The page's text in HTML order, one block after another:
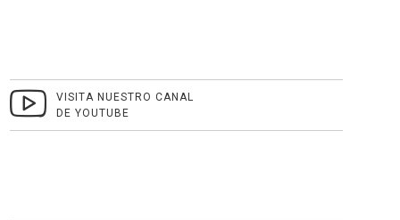
VISITA NUESTRO CANAL
DE YOUTUBE